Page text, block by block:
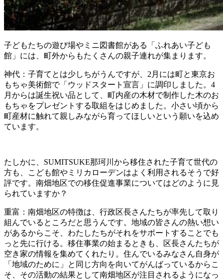
子どもたちの遊び場やミニ図書館がある「ふれあい子ども
館」には、町外からもたくさんの親子連れが集まります。
神代：子育てとは少しちがうんですが、2月には町と東京お
もちゃ美術館で「ウッドスタート宣言」に調印しました。4
月からは誕生祝い品として、町内産の木材で制作した木のお
もちゃをプレゼントする取組をはじめました。小さい頃から
町産材に触れて親しみながら育ってほしいという願いを込め
ています。
たしかに、SUMITSUKE那珂川から移住された子育て世代の
方も、こども館やミリカローデンはよく利用されるそうで好
評です。南畑地区での移住促進事業についてはどのように見
られていますか？
重富：南畑地区の特徴は、行政区長さんたちが率先して取り
組んでいるところだと思うんです。地域の皆さんの熱い想い
があるからこそ、わたしたちがそれをサポートすることでも
っと先に行ける。移住事業の始まるときも、区長さんたちが
空き家の情報を集めてくれたり。住んでいるみなさん自身が
「地域のために」と同じ方向を向いてがんばっているからこ
そ、その活動の結果として南畑地区が注目されるようになっ